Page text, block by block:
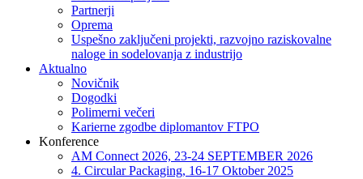
Partnerji
Oprema
Uspešno zaključeni projekti, razvojno raziskovalne
naloge in sodelovanja z industrijo
Aktualno
Novičnik
Dogodki
Polimerni večeri
Karierne zgodbe diplomantov FTPO
Konference
AM Connect 2026, 23-24 SEPTEMBER 2026
4. Circular Packaging, 16-17 Oktober 2025